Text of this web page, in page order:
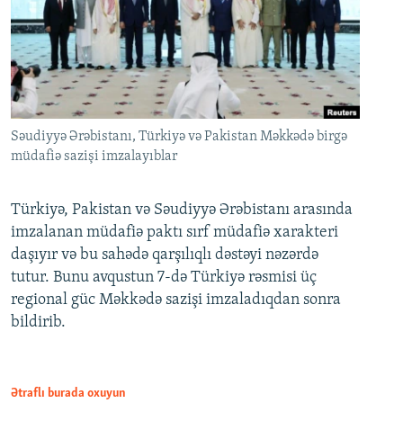
Səudiyyə Ərəbistanı, Türkiyə və Pakistan Məkkədə birgə
müdafiə sazişi imzalayıblar
Türkiyə, Pakistan və Səudiyyə Ərəbistanı arasında
imzalanan müdafiə paktı sırf müdafiə xarakteri
daşıyır və bu sahədə qarşılıqlı dəstəyi nəzərdə
tutur. Bunu avqustun 7-də Türkiyə rəsmisi üç
regional güc Məkkədə sazişi imzaladıqdan sonra
bildirib.
Ətraflı burada oxuyun